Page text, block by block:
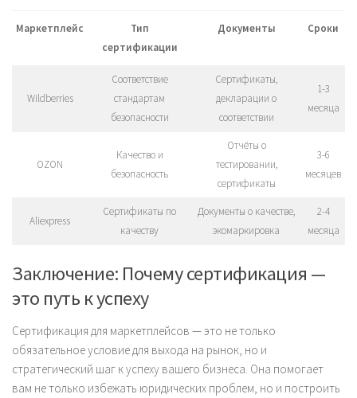
Маркетплейс
Тип
сертификации
Документы Сроки
Wildberries
Соответствие
стандартам
безопасности
Сертификаты,
декларации о
соответствии
1-3
месяца
OZON
Качество и
безопасность
Отчёты о
тестировании,
сертификаты
3-6
месяцев
Aliexpress
Сертификаты по
качеству
Документы о качестве,
экомаркировка
2-4
месяца
Заключение: Почему сертификация —
это путь к успеху
Сертификация для маркетплейсов — это не только
обязательное условие для выхода на рынок, но и
стратегический шаг к успеху вашего бизнеса. Она помогает
вам не только избежать юридических проблем, но и построить